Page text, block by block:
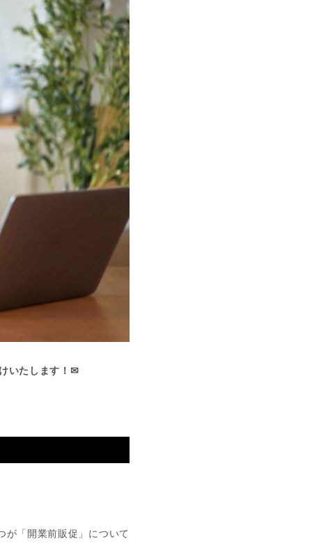
いたします！✉
が「開業前販促」について